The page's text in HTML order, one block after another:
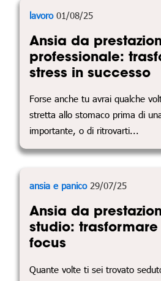
lavoro01/08/25
Ansia da
professionale:
stress in successo
Forse anche tu avrai qualche
stretta allo stomaco prima di
importante, o di ritrovarti...
ansia e panico29/07/25
Ansia da
studio:
focus
Quante volte ti sei trovato